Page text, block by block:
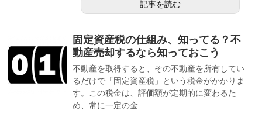
記事を読む
固定資産税の仕組み、知ってる？不
動産売却するなら知っておこう
不動産を取得すると、その不動産を所有してい
るだけで「固定資産税」という税金がかかりま
す。この税金は、評価額が定期的に変わるた
め、常に一定の金...